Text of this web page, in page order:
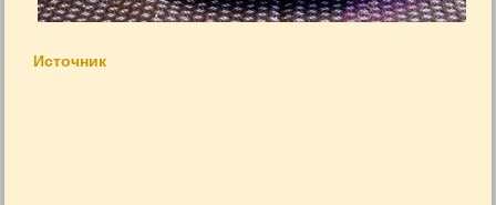
Источник